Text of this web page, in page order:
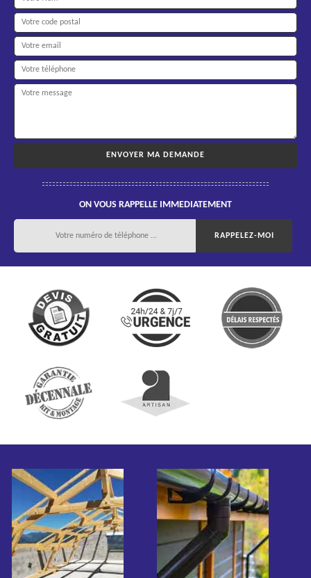
ON VOUS RAPPELLE IMMEDIATEMENT